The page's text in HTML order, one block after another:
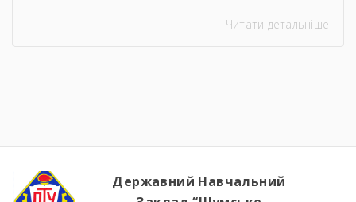
устаткування, водій автотранспортних
Читати детальніше
Державний Навчальний